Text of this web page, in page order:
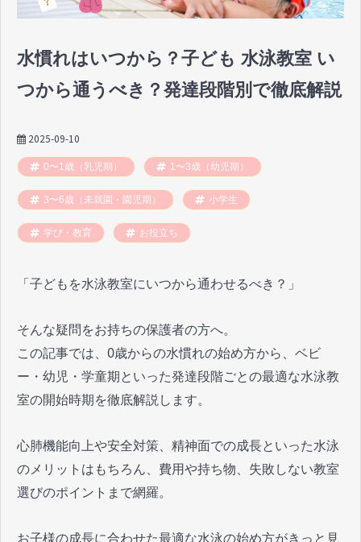
水慣れはいつから？子ども 水泳教室 い
つから通うべき？発達段階別で徹底解説
2025-09-10
0〜1歳（乳児期） 1〜3歳（幼児期）
3〜6歳（未就園・園児期） 小学生
学び・教育 お役立ち
「子どもを水泳教室にいつから通わせるべき？」
そんな疑問をお持ちの保護者の方へ。
この記事では、0歳からの水慣れの始め方から、ベビ
ー・幼児・学童期といった発達段階ごとの最適な水泳教
室の開始時期を徹底解説します。
心肺機能向上や安全対策、精神面での成長といった水泳
のメリットはもちろん、費用や持ち物、失敗しない教室
選びのポイントまで網羅。
お子様の成長に合わせた最適な水泳の始め方がきっと見